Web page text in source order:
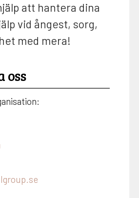
att hantera dina
vid ångest, sorg,
med mera!
oss